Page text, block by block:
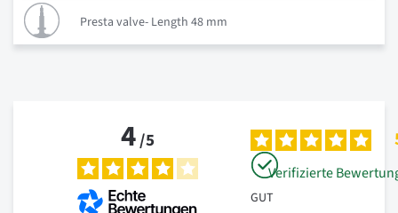
Presta valve- Length 48 mm
4/5
Verifizierte
GUT